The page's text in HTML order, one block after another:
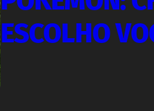
ESCOLHO